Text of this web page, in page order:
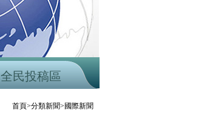
全民投稿區
首頁>分類新聞>國際新聞